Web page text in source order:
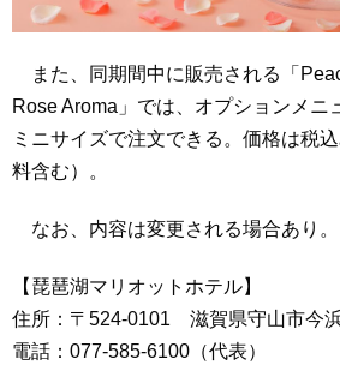
また、同期間中に販売される「
Rose Aroma」では、オプションメニ
ミニサイズで注文できる。価格は税
料含む）。
なお、内容は変更される場合あり。
【琵琶湖マリオットホテル】
住所：〒524-0101 滋賀県守山市今
電話：077‐585‐6100（代表）